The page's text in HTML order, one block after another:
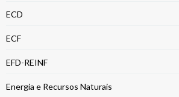
ECD
ECF
EFD-REINF
Energia e Recursos Naturais